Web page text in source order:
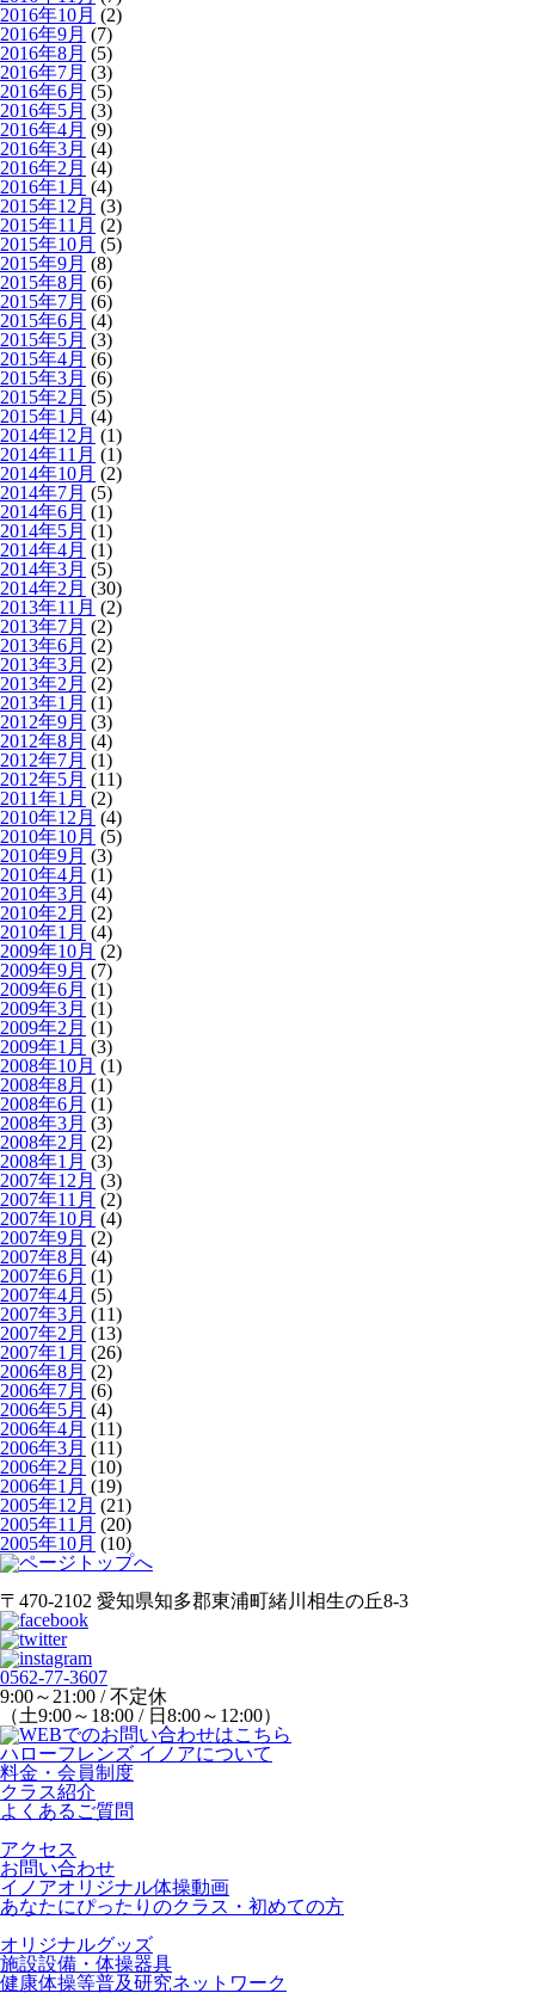
2016年10月 (2)
2016年9月 (7)
2016年8月 (5)
2016年7月 (3)
2016年6月 (5)
2016年5月 (3)
2016年4月 (9)
2016年3月 (4)
2016年2月 (4)
2016年1月 (4)
2015年12月 (3)
2015年11月 (2)
2015年10月 (5)
2015年9月 (8)
2015年8月 (6)
2015年7月 (6)
2015年6月 (4)
2015年5月 (3)
2015年4月 (6)
2015年3月 (6)
2015年2月 (5)
2015年1月 (4)
2014年12月 (1)
2014年11月 (1)
2014年10月 (2)
2014年7月 (5)
2014年6月 (1)
2014年5月 (1)
2014年4月 (1)
2014年3月 (5)
2014年2月 (30)
2013年11月 (2)
2013年7月 (2)
2013年6月 (2)
2013年3月 (2)
2013年2月 (2)
2013年1月 (1)
2012年9月 (3)
2012年8月 (4)
2012年7月 (1)
2012年5月 (11)
2011年1月 (2)
2010年12月 (4)
2010年10月 (5)
2010年9月 (3)
2010年4月 (1)
2010年3月 (4)
2010年2月 (2)
2010年1月 (4)
2009年10月 (2)
2009年9月 (7)
2009年6月 (1)
2009年3月 (1)
2009年2月 (1)
2009年1月 (3)
2008年10月 (1)
2008年8月 (1)
2008年6月 (1)
2008年3月 (3)
2008年2月 (2)
2008年1月 (3)
2007年12月 (3)
2007年11月 (2)
2007年10月 (4)
2007年9月 (2)
2007年8月 (4)
2007年6月 (1)
2007年4月 (5)
2007年3月 (11)
2007年2月 (13)
2007年1月 (26)
2006年8月 (2)
2006年7月 (6)
2006年5月 (4)
2006年4月 (11)
2006年3月 (11)
2006年2月 (10)
2006年1月 (19)
2005年12月 (21)
2005年11月 (20)
2005年10月 (10)
〒470-2102 愛知県知多郡東浦町緒川相生の丘8-3
0562-77-3607
9:00～21:00 / 不定休
（土9:00～18:00 / 日8:00～12:00）
ハローフレンズ イノアについて
料金・会員制度
クラス紹介
よくあるご質問
アクセス
お問い合わせ
イノアオリジナル体操動画
あなたにぴったりのクラス・初めての方
オリジナルグッズ
施設設備・体操器具
健康体操等普及研究ネットワーク